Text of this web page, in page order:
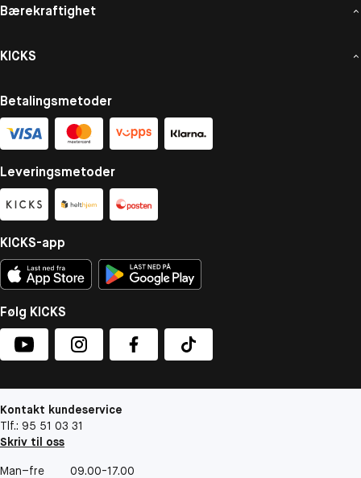
Bærekraftighet
KICKS
Betalingsmetoder
Leveringsmetoder
KICKS-app
Følg KICKS
Kontakt kundeservice
Tlf.: 95 51 03 31
Skriv til oss
Man–fre
09.00-17.00